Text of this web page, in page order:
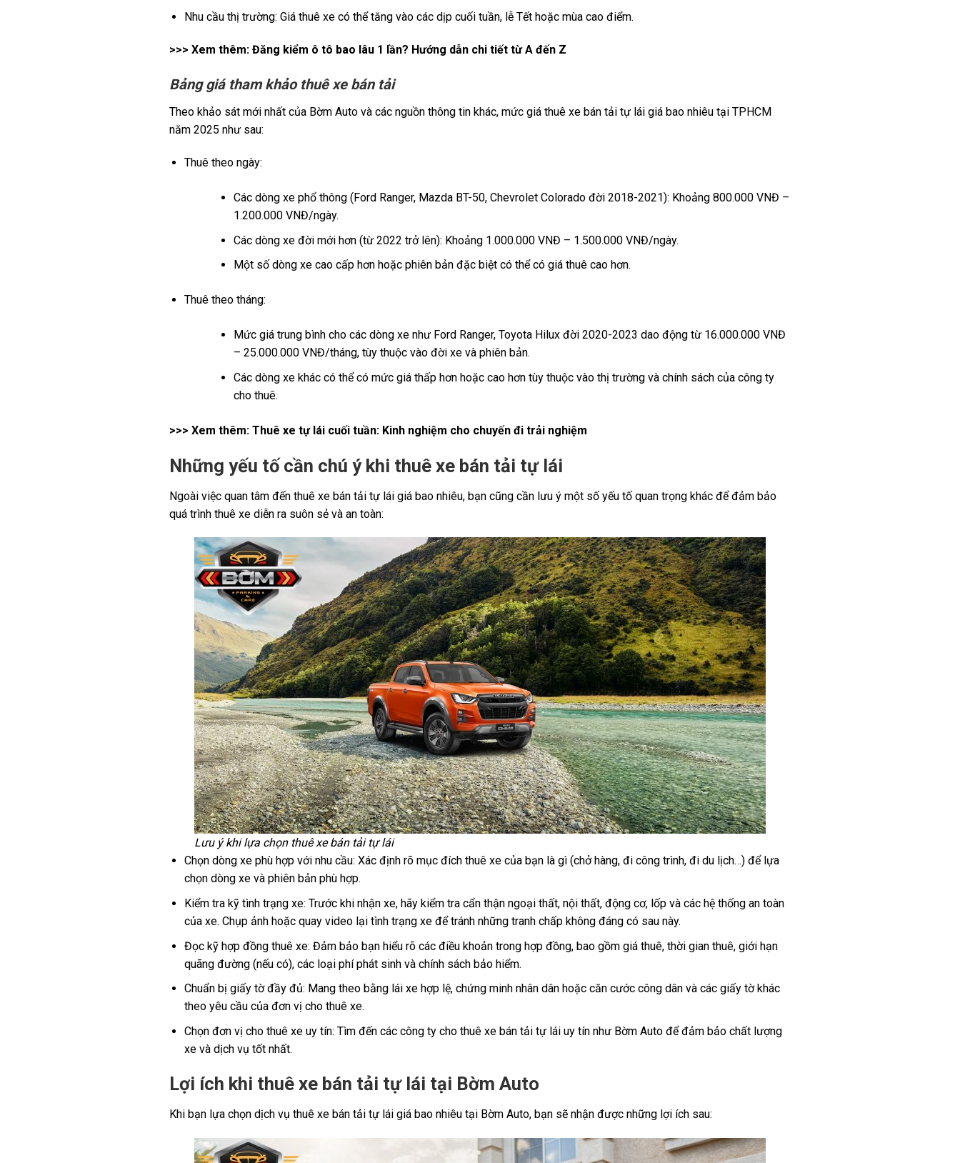
Nhu cầu thị trường: Giá thuê xe có thể tăng vào các dịp cuối tuần, lễ Tết hoặc mùa cao điểm.
>>> Xem thêm: Đăng kiểm ô tô bao lâu 1 lần? Hướng dẫn chi tiết từ A đến Z
Bảng giá tham khảo thuê xe bán tải
Theo khảo sát mới nhất của Bờm Auto và các nguồn thông tin khác, mức giá thuê xe bán tải tự lái giá bao nhiêu tại TPHCM
năm 2025 như sau:
Thuê theo ngày:
Các dòng xe phổ thông (Ford Ranger, Mazda BT-50, Chevrolet Colorado đời 2018-2021): Khoảng 800.000 VNĐ –
1.200.000 VNĐ/ngày.
Các dòng xe đời mới hơn (từ 2022 trở lên): Khoảng 1.000.000 VNĐ – 1.500.000 VNĐ/ngày.
Một số dòng xe cao cấp hơn hoặc phiên bản đặc biệt có thể có giá thuê cao hơn.
Thuê theo tháng:
Mức giá trung bình cho các dòng xe như Ford Ranger, Toyota Hilux đời 2020-2023 dao động từ 16.000.000 VNĐ
– 25.000.000 VNĐ/tháng, tùy thuộc vào đời xe và phiên bản.
Các dòng xe khác có thể có mức giá thấp hơn hoặc cao hơn tùy thuộc vào thị trường và chính sách của công ty
cho thuê.
>>> Xem thêm: Thuê xe tự lái cuối tuần: Kinh nghiệm cho chuyến đi trải nghiệm
Những yếu tố cần chú ý khi thuê xe bán tải tự lái
Ngoài việc quan tâm đến thuê xe bán tải tự lái giá bao nhiêu, bạn cũng cần lưu ý một số yếu tố quan trọng khác để đảm bảo
quá trình thuê xe diễn ra suôn sẻ và an toàn:
Lưu ý khi lựa chọn thuê xe bán tải tự lái
Chọn dòng xe phù hợp với nhu cầu: Xác định rõ mục đích thuê xe của bạn là gì (chở hàng, đi công trình, đi du lịch…) để lựa
chọn dòng xe và phiên bản phù hợp.
Kiểm tra kỹ tình trạng xe: Trước khi nhận xe, hãy kiểm tra cẩn thận ngoại thất, nội thất, động cơ, lốp và các hệ thống an toàn
của xe. Chụp ảnh hoặc quay video lại tình trạng xe để tránh những tranh chấp không đáng có sau này.
Đọc kỹ hợp đồng thuê xe: Đảm bảo bạn hiểu rõ các điều khoản trong hợp đồng, bao gồm giá thuê, thời gian thuê, giới hạn
quãng đường (nếu có), các loại phí phát sinh và chính sách bảo hiểm.
Chuẩn bị giấy tờ đầy đủ: Mang theo bằng lái xe hợp lệ, chứng minh nhân dân hoặc căn cước công dân và các giấy tờ khác
theo yêu cầu của đơn vị cho thuê xe.
Chọn đơn vị cho thuê xe uy tín: Tìm đến các công ty cho thuê xe bán tải tự lái uy tín như Bờm Auto để đảm bảo chất lượng
xe và dịch vụ tốt nhất.
Lợi ích khi thuê xe bán tải tự lái tại Bờm Auto
Khi bạn lựa chọn dịch vụ thuê xe bán tải tự lái giá bao nhiêu tại Bờm Auto, bạn sẽ nhận được những lợi ích sau: